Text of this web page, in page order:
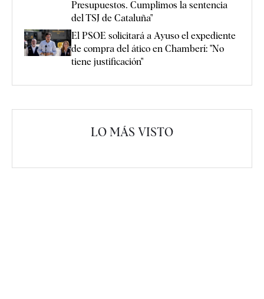
Presupuestos. Cumplimos la sentencia
del TSJ de Cataluña"
El PSOE solicitará a Ayuso el expediente
de compra del ático en Chamberí: "No
tiene justificación"
LO MÁS VISTO